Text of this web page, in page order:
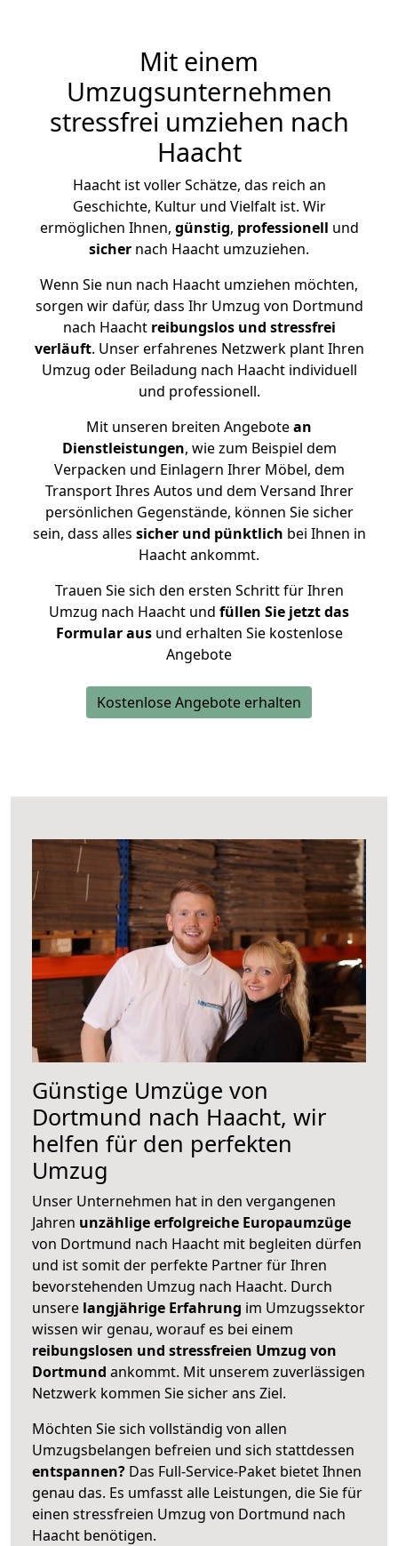
Mit einem
Umzugsunternehmen
stressfrei umziehen nach
Haacht
Haacht ist voller Schätze, das reich an
Geschichte, Kultur und Vielfalt ist. Wir
ermöglichen Ihnen, günstig, professionell und
sicher nach Haacht umzuziehen.
Wenn Sie nun nach Haacht umziehen möchten,
sorgen wir dafür, dass Ihr Umzug von Dortmund
nach Haacht reibungslos und stressfrei
verläuft. Unser erfahrenes Netzwerk plant Ihren
Umzug oder Beiladung nach Haacht individuell
und professionell.
Mit unseren breiten Angebotean
Dienstleistungen, wie zum Beispiel dem
Verpacken und Einlagern Ihrer Möbel, dem
Transport Ihres Autos und dem Versand Ihrer
persönlichen Gegenstände, können Sie sicher
sein, dass alles sicher und pünktlich bei Ihnen in
Haacht ankommt.
Trauen Sie sich den ersten Schritt für Ihren
Umzug nach Haacht und füllen Sie jetzt das
Formular ausund erhalten Sie kostenlose
Angebote
Kostenlose Angebote erhalten
Günstige Umzüge von
Dortmund nach Haacht, wir
helfen für den perfekten
Umzug
Unser Unternehmen hat in den vergangenen
Jahren unzählige erfolgreiche Europaumzüge
von Dortmund nach Haacht mit begleiten dürfen
und ist somit der perfekte Partner für Ihren
bevorstehenden Umzug nach Haacht. Durch
unsere langjährige Erfahrung im Umzugssektor
wissen wir genau, worauf es bei einem
reibungslosen und stressfreien Umzug von
Dortmund ankommt. Mit unserem zuverlässigen
Netzwerk kommen Sie sicher ans Ziel.
Möchten Sie sich vollständig von allen
Umzugsbelangen befreien und sich stattdessen
entspannen? Das Full-Service-Paket bietet Ihnen
genau das. Es umfasst alle Leistungen, die Sie für
einen stressfreien Umzug von Dortmund nach
Haacht benötigen.